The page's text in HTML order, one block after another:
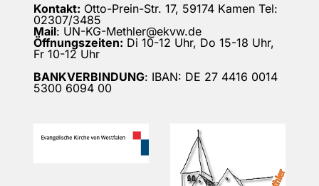
Kontakt: Otto-Prein-Str. 17, 59174 Kamen Tel:
02307/3485
Mail: UN-KG-Methler@ekvw.de
Öffnungszeiten: Di 10-12 Uhr, Do 15-18 Uhr,
Fr 10-12 Uhr
BANKVERBINDUNG: IBAN: DE 27 4416 0014
5300 6094 00